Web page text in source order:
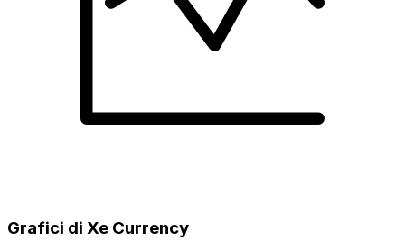
Grafici di Xe Currency